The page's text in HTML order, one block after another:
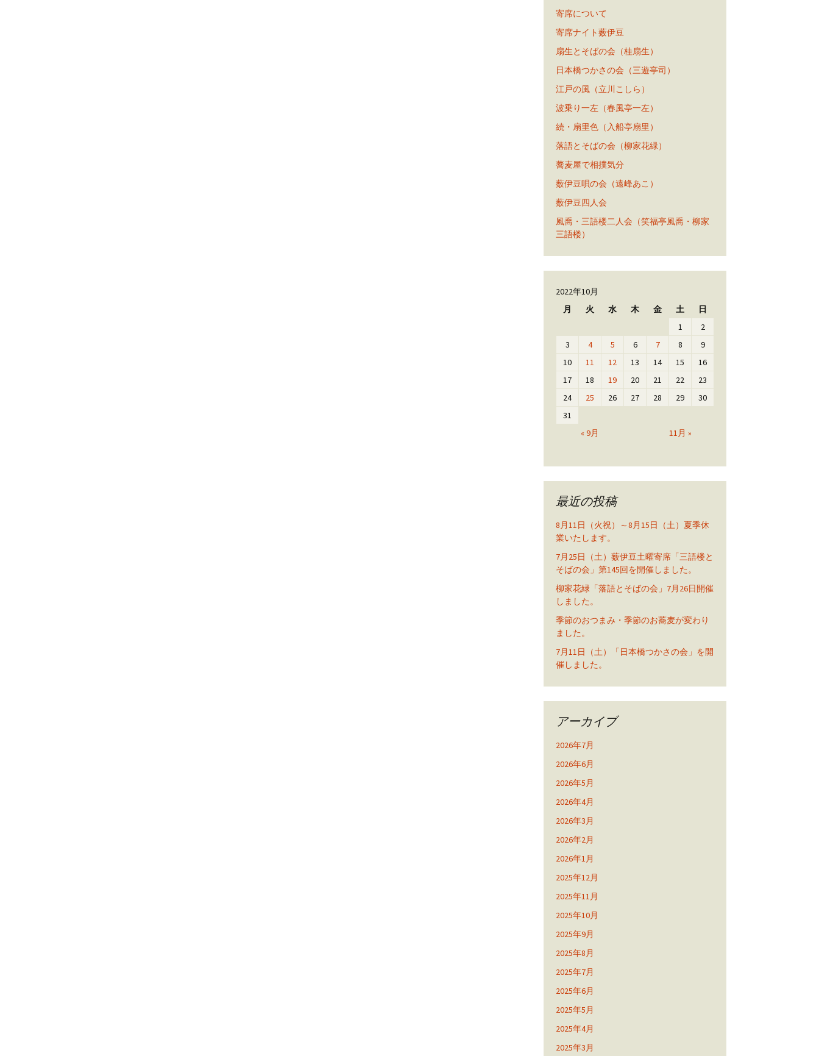
寄席について
寄席ナイト薮伊豆
扇生とそばの会（桂扇生）
日本橋つかさの会（三遊亭司）
江戸の風（立川こしら）
波乗り一左（春風亭一左）
続・扇里色（入船亭扇里）
落語とそばの会（柳家花緑）
蕎麦屋で相撲気分
薮伊豆唄の会（遠峰あこ）
薮伊豆四人会
風喬・三語楼二人会（笑福亭風喬・柳家
三語楼）
2022年10月
月
火 水 木 金 土 日
« 9月 11月 »
1
2
3
4 5 6 7 8
9
10
11 12 13 14 15
16
17
18 19 20 21 22
23
24
25 26 27 28 29
30
31
最近の投稿
8月11日（火祝）～8月15日（土）夏季休
業いたします。
7月25日（土）薮伊豆土曜寄席「三語楼と
そばの会」第145回を開催しました。
柳家花緑「落語とそばの会」7月26日開催
しました。
季節のおつまみ・季節のお蕎麦が変わり
ました。
7月11日（土）「日本橋つかさの会」を開
催しました。
アーカイブ
2026年7月
2026年6月
2026年5月
2026年4月
2026年3月
2026年2月
2026年1月
2025年12月
2025年11月
2025年10月
2025年9月
2025年8月
2025年7月
2025年6月
2025年5月
2025年4月
2025年3月